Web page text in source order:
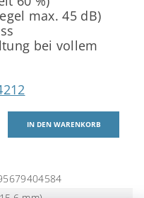
max. 45 dB)
bei vollem